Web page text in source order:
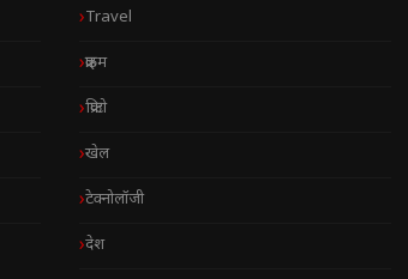
Travel
क्राइम
क्रिप्टो
खेल
टेक्नोलॉजी
देश